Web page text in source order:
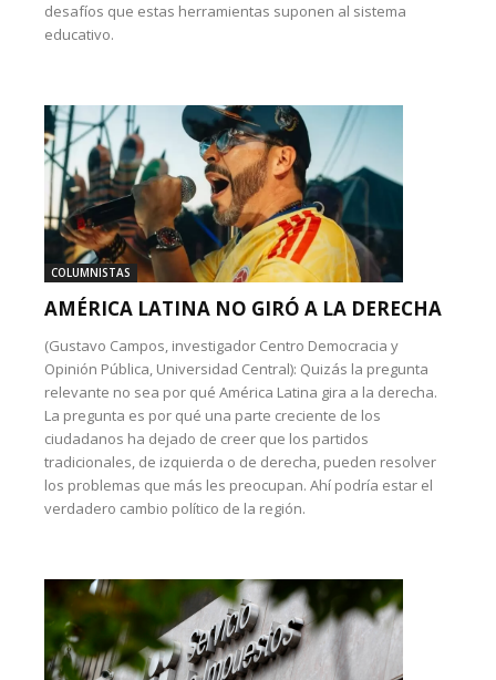
desafíos que estas herramientas suponen al sistema
educativo.
COLUMNISTAS
AMÉRICA LATINA NO GIRÓ A LA DERECHA
(Gustavo Campos, investigador Centro Democracia y
Opinión Pública, Universidad Central): Quizás la pregunta
relevante no sea por qué América Latina gira a la derecha.
La pregunta es por qué una parte creciente de los
ciudadanos ha dejado de creer que los partidos
tradicionales, de izquierda o de derecha, pueden resolver
los problemas que más les preocupan. Ahí podría estar el
verdadero cambio político de la región.